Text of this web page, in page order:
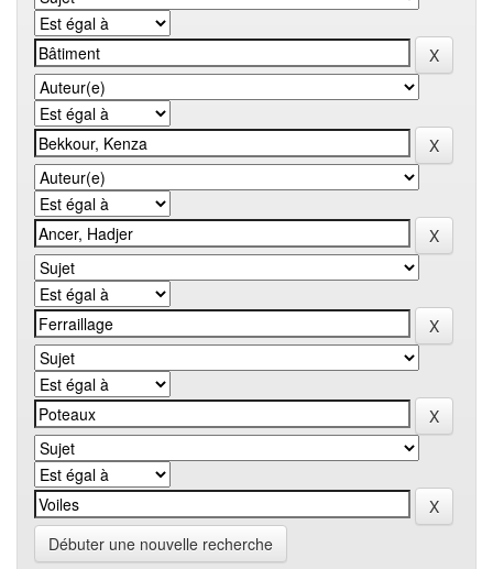
Débuter une nouvelle recherche